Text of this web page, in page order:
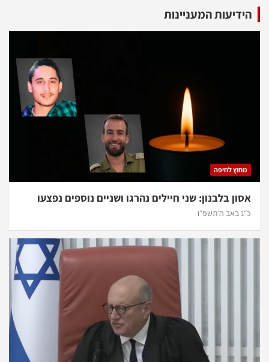
הידיעות המעניינות
מחוץ לחיפה
אסון בלבנון: שני חיילים נהרגו ושניים נוספים נפצעו
כ״ג באב ה׳תשפ״ו